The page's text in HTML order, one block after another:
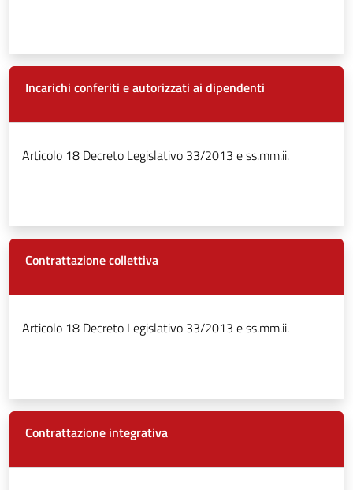
Incarichi conferiti e autorizzati ai dipendenti
Articolo 18 Decreto Legislativo 33/2013 e ss.mm.ii.
Contrattazione collettiva
Articolo 18 Decreto Legislativo 33/2013 e ss.mm.ii.
Contrattazione integrativa